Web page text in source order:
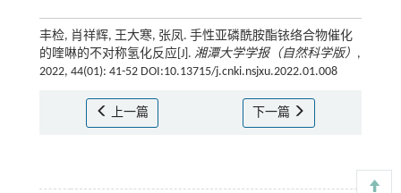
丰检, 肖祥辉, 王大寒, 张凤. 手性亚磷酰胺酯铱络合物催化
的喹啉的不对称氢化反应[J]. 湘潭大学学报（自然科学版） ,
2022, 44(01): 41-52 DOI:10.13715/j.cnki.nsjxu.2022.01.008
上一篇 下一篇